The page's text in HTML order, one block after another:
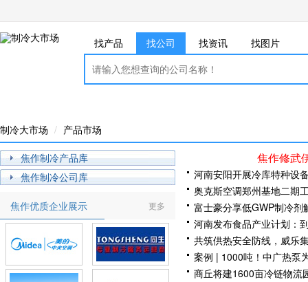
找产品 找公司 找资讯 找图片
制冷大市场 产品市场
焦作制冷产品库
焦作制冷公司库
更多
焦作优质企业展示
焦作修武
河南安阳开展冷库特种设
奥克斯空调郑州基地二期
富士豪分享低GWP制冷
技术论坛
河南发布食品产业计划：
共筑供热安全防线，威乐
案例 | 1000吨！中广热泵
商丘将建1600亩冷链物流